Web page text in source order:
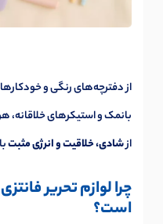
از دفترچه‌های رنگی و
بانمک و استیکرهای خلاقانه،
ازشادی، خلاقیت و انرژی مثبت
چرا لوازم تحریر
است؟